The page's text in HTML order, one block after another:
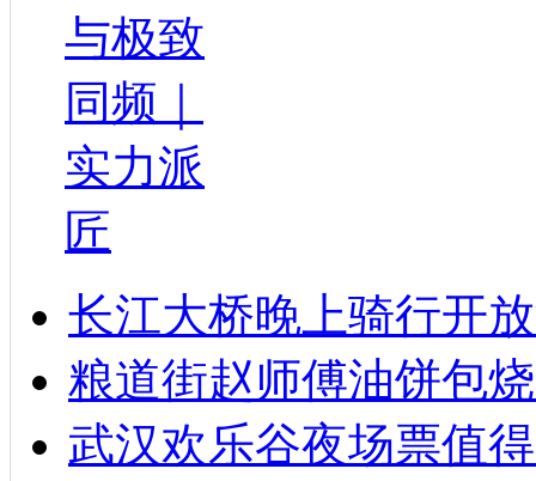
与极致
同频｜
实力派
匠
长江大桥晚上骑行开
粮道街赵师傅油饼包
武汉欢乐谷夜场票值